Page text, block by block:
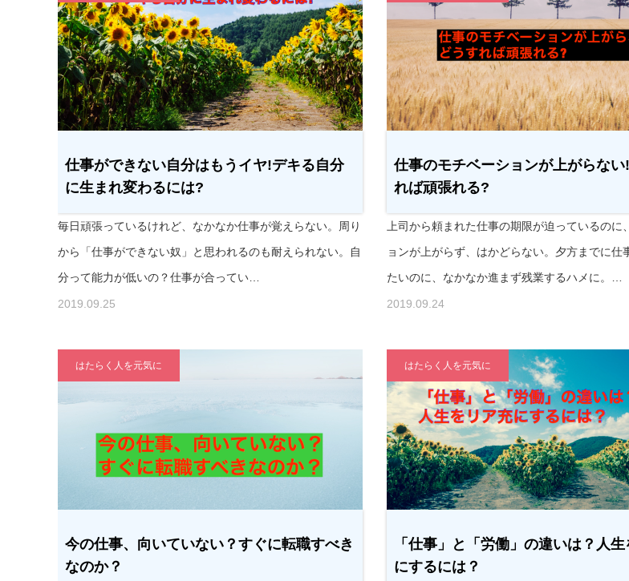
仕事ができない自分はもうイヤ!デキる自分
に生まれ変わるには?
毎日頑張っているけれど、なかなか仕事が覚えらない。周り
から「仕事ができない奴」と思われるのも耐えられない。自
分って能力が低いの？仕事が合ってい…
2019.09.25
仕事のモチベーションが上がらな
れば頑張れる?
上司から頼まれた仕事の期限が迫っているのに
ョンが上がらず、はかどらない。夕方までに仕
たいのに、なかなか進まず残業するハメに。…
2019.09.24
はたらく人を元気に
今の仕事、向いていない？すぐに転職すべき
なのか？
はたらく人を元気に
「仕事」と「労働」の違いは？人
にするには？